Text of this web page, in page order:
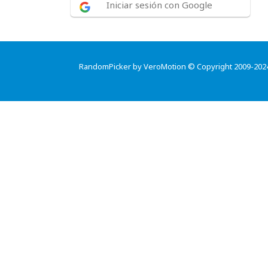
Iniciar sesión con Google
RandomPicker by VeroMotion © Copyright 2009-